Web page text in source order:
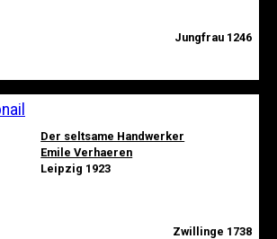
Jungfrau 1246
Der seltsame Handwerker
Emile Verhaeren
Leipzig 1923
Zwillinge 1738